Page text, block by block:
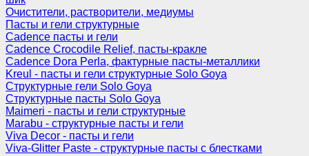
Очистители, растворители, медиумы
Пасты и гели структурные
Cadence пасты и гели
Cadence Crocodile Relief, пасты-кракле
Cadence Dora Perla, фактурные пасты-металлики
Kreul - пасты и гели структурные Solo Goya
Структурные гели Solo Goya
Структурные пасты Solo Goya
Maimeri - пасты и гели структурные
Marabu - структурные пасты и гели
Viva Decor - пасты и гели
Viva-Glitter Paste - структурные пасты с блестками